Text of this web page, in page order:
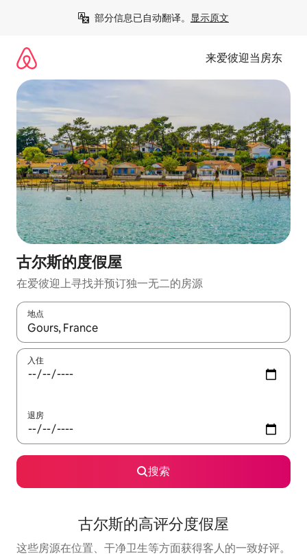
部分信息已自动翻译。 显示原文
来爱彼迎当房东
古尔斯的度假屋
在爱彼迎上寻找并预订独一无二的房源
地点
如有搜索结果，请使用上下方向键查看，或通过点击或滑动手势
入住
退房
搜索
古尔斯的高评分度假屋
这些房源在位置、干净卫生等方面获得客人的一致好评。